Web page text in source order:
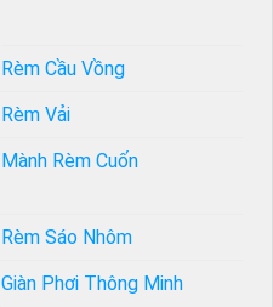
Rèm Cầu Vồng
Rèm Vải
Mành Rèm Cuốn
Rèm Sáo Nhôm
Giàn Phơi Thông Minh